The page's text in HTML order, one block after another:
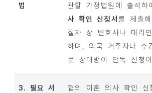
법
관할 가정법원에 출석하
사 확인 신청서를 제출
절차 상 변호사나 대리
하며, 외국 거주자나 수
로 상대방이 단독 신청
3. 필요 서
협의 이혼 의사 확인 신